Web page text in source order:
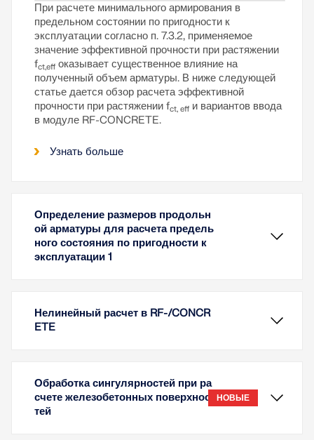
При расчете минимального армирования в
предельном состоянии по пригодности к
эксплуатации согласно п. 7.3.2, применяемое
значение эффективной прочности при растяжении
fct,effоказывает существенное влияние на
полученный объем арматуры. В ниже следующей
статье дается обзор расчета эффективной
прочности при растяжении fct, effи вариантов ввода
в модуле RF-CONCRETE.
Узнать больше
Определение размеров продольн
ой арматуры для расчета предель
ного состояния по пригодности к
эксплуатации 1
Нелинейный расчет в RF-/CONCR
ETE
Обработка сингулярностей при ра
счете железобетонных поверхнос
тей
НОВЫЕ